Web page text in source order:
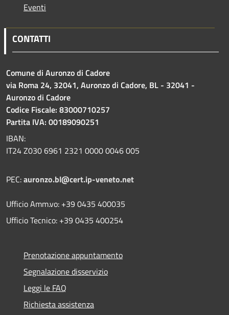
Eventi
CONTATTI
Comune di Auronzo di Cadore
via Roma 24, 32041, Auronzo di Cadore, BL - 32041 -
Auronzo di Cadore
Codice Fiscale: 83000710257
Partita IVA: 00189090251
IBAN:
IT24 Z030 6961 2321 0000 0046 005
PEC:auronzo.bl@cert.ip-veneto.net
Ufficio Amm.vo: +39 0435 400035
Ufficio Tecnico: +39 0435 400254
Prenotazione appuntamento
Segnalazione disservizio
Leggi le FAQ
Richiesta assistenza